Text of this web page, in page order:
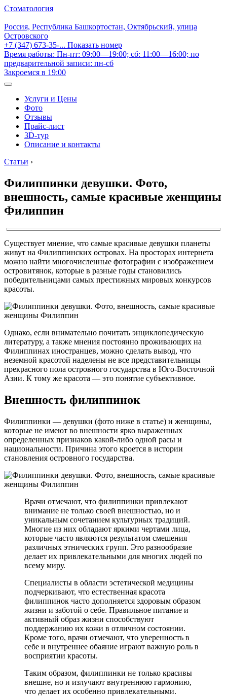
Стоматология
Россия, Республика Башкортостан, Октябрьский, улица
Островского
+7 (347) 673-35-... Показать номер
Время работы: Пн-пт: 09:00—19:00; сб: 11:00—16:00; по
предварительной записи: пн-сб
Закроемся в 19:00
Услуги и Цены
Фото
Отзывы
Прайс-лист
3D-тур
Описание и контакты
Статьи ›
Филиппинки девушки. Фото,
внешность, самые красивые женщины
Филиппин
Существует мнение, что самые красивые девушки планеты
живут на Филиппинских островах. На просторах интернета
можно найти многочисленные фотографии с изображением
островитянок, которые в разные годы становились
победительницами самых престижных мировых конкурсов
красоты.
Однако, если внимательно почитать энциклопедическую
литературу, а также мнения постоянно проживающих на
Филиппинах иностранцев, можно сделать вывод, что
неземной красотой наделены не все представительницы
прекрасного пола островного государства в Юго-Восточной
Азии. К тому же красота — это понятие субъективное.
Внешность филиппинок
Филиппинки — девушки (фото ниже в статье) и женщины,
которые не имеют во внешности ярко выраженных
определенных признаков какой-либо одной расы и
национальности. Причина этого кроется в истории
становления островного государства.
Врачи отмечают, что филиппинки привлекают
внимание не только своей внешностью, но и
уникальным сочетанием культурных традиций.
Многие из них обладают яркими чертами лица,
которые часто являются результатом смешения
различных этнических групп. Это разнообразие
делает их привлекательными для многих людей по
всему миру.
Специалисты в области эстетической медицины
подчеркивают, что естественная красота
филиппинок часто дополняется здоровым образом
жизни и заботой о себе. Правильное питание и
активный образ жизни способствуют
поддержанию их кожи в отличном состоянии.
Кроме того, врачи отмечают, что уверенность в
себе и внутреннее обаяние играют важную роль в
восприятии красоты.
Таким образом, филиппинки не только красивы
внешне, но и излучают внутреннюю гармонию,
что делает их особенно привлекательными.